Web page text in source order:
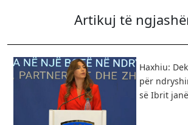
Artikuj të
Haxhiu:
për
së Ibrit